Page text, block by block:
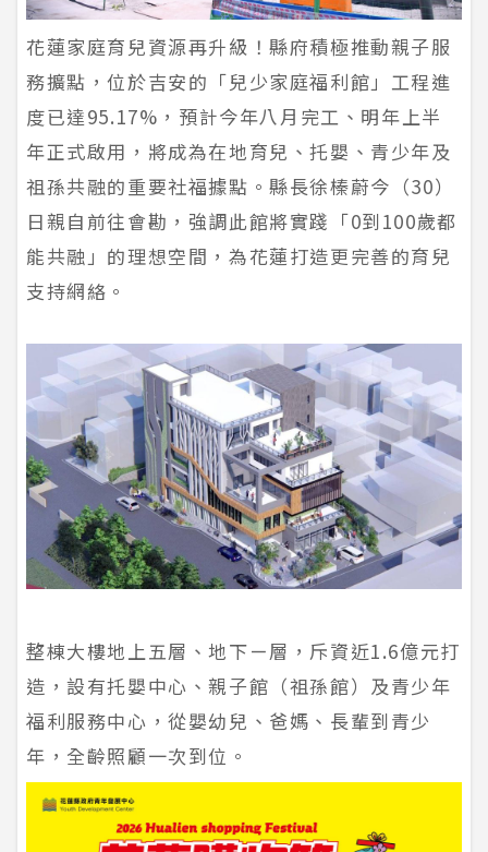
花蓮家庭育兒資源再升級！縣府積極推動親子服
務擴點，位於吉安的「兒少家庭福利館」工程進
度已達95.17%，預計今年八月完工、明年上半
年正式啟用，將成為在地育兒、托嬰、青少年及
祖孫共融的重要社福據點。縣長徐榛蔚今（30）
日親自前往會勘，強調此館將實踐「0到100歲都
能共融」的理想空間，為花蓮打造更完善的育兒
支持網絡。
整棟大樓地上五層、地下ㄧ層，斥資近1.6億元打
造，設有托嬰中心、親子館（祖孫館）及青少年
福利服務中心，從嬰幼兒、爸媽、長輩到青少
年，全齡照顧一次到位。